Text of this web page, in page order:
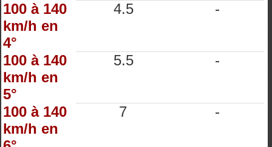
100 à 140
km/h en
4°
4.5 -
100 à 140
km/h en
5°
5.5 -
100 à 140
km/h en
7 -